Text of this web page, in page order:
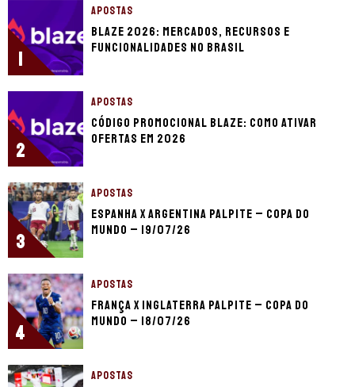
1
APOSTAS
Blaze 2026: mercados, recursos e
funcionalidades no Brasil
2
APOSTAS
Código promocional Blaze: como ativar
ofertas em 2026
3
APOSTAS
Espanha x Argentina palpite – Copa do
Mundo – 19/07/26
4
APOSTAS
França x Inglaterra palpite – Copa do
Mundo – 18/07/26
APOSTAS